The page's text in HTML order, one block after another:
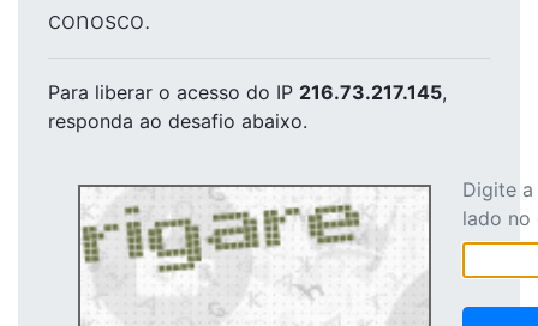
conosco.
Para liberar o acesso do IP 216.73.217.145,
responda ao desafio abaixo.
Digite
lado no